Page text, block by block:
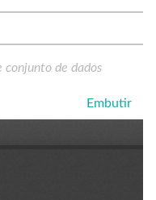
conjunto de dados
Embutir